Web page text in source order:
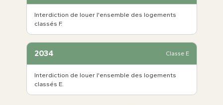
Interdiction de louer l'ensemble des logements
classés F.
2034 Classe E
Interdiction de louer l'ensemble des logements
classés E.